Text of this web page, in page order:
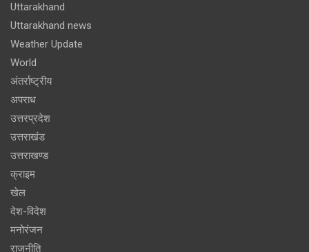
Uttarakhand
Uttarakhand news
Weather Update
World
अंतर्राष्ट्रीय
अपराध
उत्तरप्रदेश
उत्तराखंड
उत्तराखण्ड
क्राइम
खेल
देश-विदेश
मनोरंजन
राजनीति